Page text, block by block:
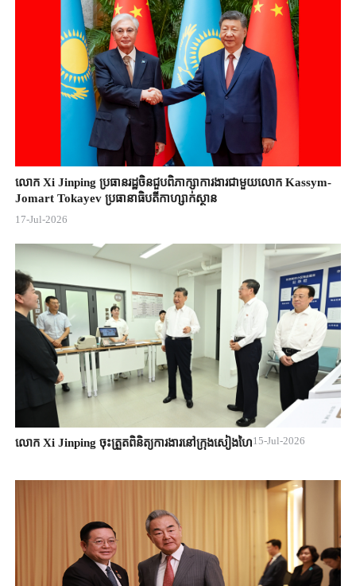
លោក Xi Jinping ប្រធានរដ្ឋចិន​ជួបពិភាក្សា​ការងារជាមួយ​លោក Kassym-
Jomart ​Tokayev ​ប្រធានាធិបតី​កាហ្សាក់ស្ថាន​
17-Jul-2026
លោក Xi Jinping ចុះត្រួតពិនិត្យការងារនៅក្រុងសៀងហៃ15-Jul-2026